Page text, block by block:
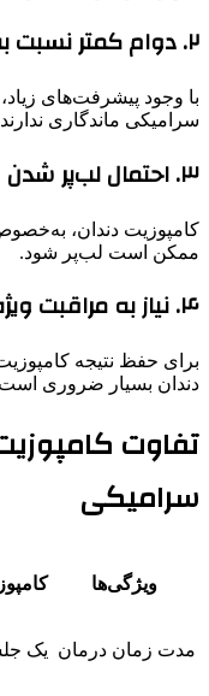
۲. دوام کمتر نسبت به لمینت
با وجود پیشرفت‌های
سرامیکی ماندگاری
۳. احتمال لب‌پر شدن
کامپوزیت دندان،
ممکن است لب‌پر شود.
۴. نیاز به مراقبت ویژه
برای حفظ نتیجه
دندان بسیار ضروری
تفاوت
سرامیکی
ویژگی‌ها
مدت زمان درمان یک